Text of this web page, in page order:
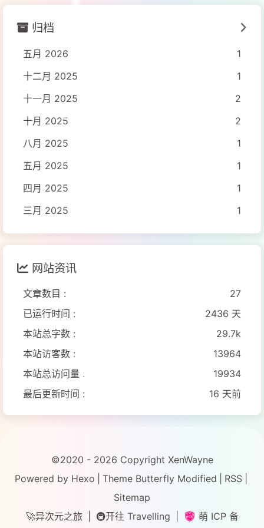
归档
五月 2026
1
十二月 2025
1
十一月 2025
2
十月 2025
2
八月 2025
1
五月 2025
1
四月 2025
1
三月 2025
1
网站资讯
文章数目 :
27
已运行时间 :
2436 天
本站总字数 :
29.7k
本站访客数 :
13964
本站总访问量 :
19934
最后更新时间 :
16 天前
©2020 - 2026 Copyright XenWayne
Powered by Hexo Theme ButterflyModified RSS
Sitemap
🚀异次元之旅
🚇开往 Travelling 萌 ICP 备